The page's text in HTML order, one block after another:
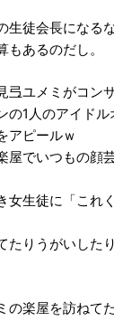
生徒会長になる
あるのだし。
弖ユメミがコン
の1人のアイド
アピールｗ
屋でいつもの顔
女生徒に「これ
たりうがいした
楽屋を訪ねてた